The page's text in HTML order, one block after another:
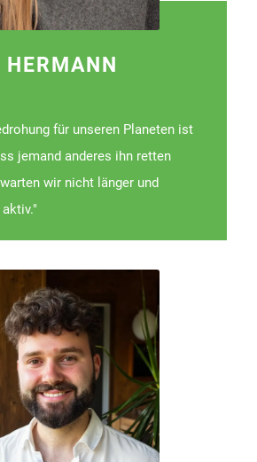
für unseren Planeten ist
jemand anderes ihn retten
wir nicht länger und